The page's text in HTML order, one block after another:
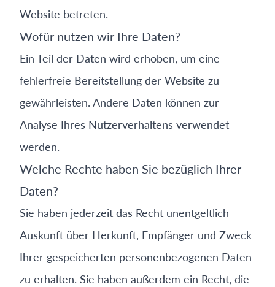
Website betreten.
Wofür nutzen wir Ihre Daten?
Ein Teil der Daten wird erhoben, um eine
fehlerfreie Bereitstellung der Website zu
gewährleisten. Andere Daten können zur
Analyse Ihres Nutzerverhaltens verwendet
werden.
Welche Rechte haben Sie bezüglich Ihrer
Daten?
Sie haben jederzeit das Recht unentgeltlich
Auskunft über Herkunft, Empfänger und Zweck
Ihrer gespeicherten personenbezogenen Daten
zu erhalten. Sie haben außerdem ein Recht, die